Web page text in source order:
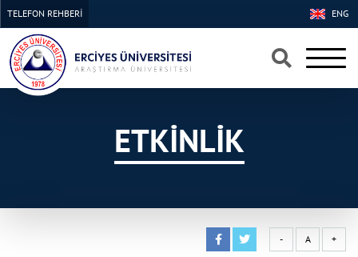
×
×
ENG
TELEFON REHBERİ
ETKİNLİK
- A +